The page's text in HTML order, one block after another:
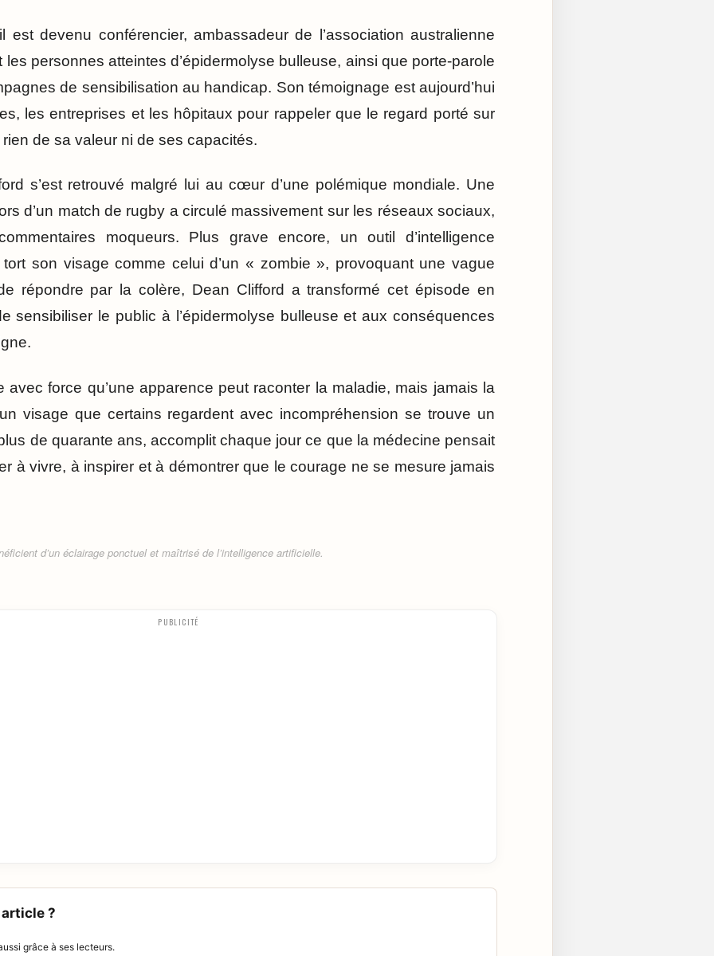
devenu conférencier, ambassadeur de l’association australienne
les personnes atteintes d’épidermolyse bulleuse, ainsi que porte-parole
de sensibilisation au handicap. Son témoignage est aujourd’hui
les entreprises et les hôpitaux pour rappeler que le regard porté sur
de sa valeur ni de ses capacités.
s’est retrouvé malgré lui au cœur d’une polémique mondiale. Une
d’un match de rugby a circulé massivement sur les réseaux sociaux,
moqueurs. Plus grave encore, un outil d’intelligence
son visage comme celui d’un « zombie », provoquant une vague
répondre par la colère, Dean Clifford a transformé cet épisode en
sensibiliser le public à l’épidermolyse bulleuse et aux conséquences
avec force qu’une apparence peut raconter la maladie, mais jamais la
visage que certains regardent avec incompréhension se trouve un
de quarante ans, accomplit chaque jour ce que la médecine pensait
à vivre, à inspirer et à démontrer que le courage ne se mesure jamais
d’un éclairage ponctuel et maîtrisé de l’intelligence artificielle.
PUBLICITÉ
?
grâce à ses lecteurs.